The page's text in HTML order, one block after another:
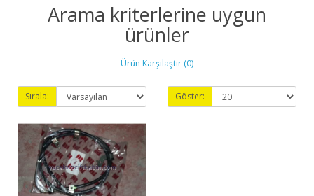
Arama kriterlerine uygun
ürünler
Ürün Karşılaştır (0)
Sırala: Göster: